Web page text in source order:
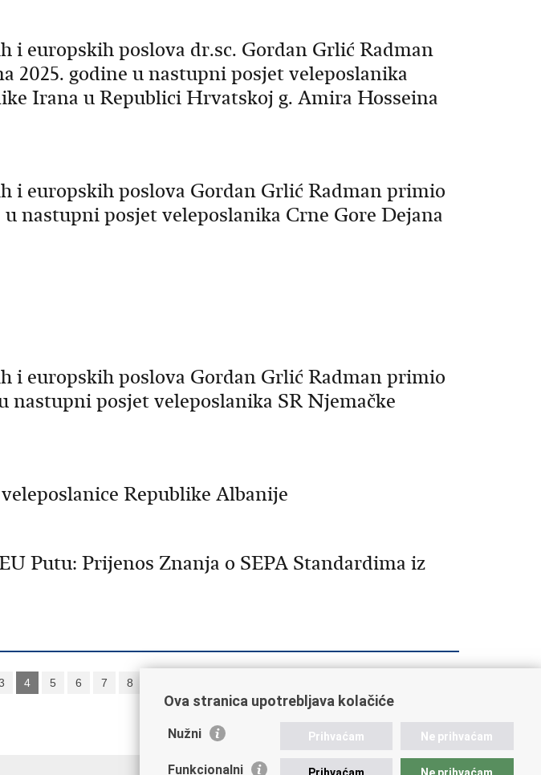
i europskih poslova dr.sc. Gordan Grlić Radman
2025. godine u nastupni posjet veleposlanika
Irana u Republici Hrvatskoj g. Amira Hosseina
i europskih poslova Gordan Grlić Radman primio
u nastupni posjet veleposlanika Crne Gore Dejana
i europskih poslova Gordan Grlić Radman primio
nastupni posjet veleposlanika SR Njemačke
Republike Albanije
Putu: Prijenos Znanja o SEPA Standardima iz
4 5 6 7 8
Ova stranica upotrebljava kolačiće
Nužni Prihvaćam Ne prihvaćam
Funkcionalni Prihvaćam Ne prihvaćam